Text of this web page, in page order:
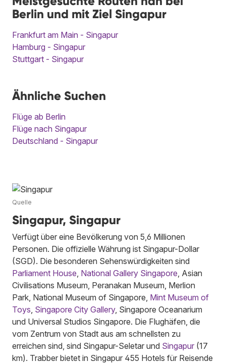
Berlin und mit Ziel Singapur
Frankfurt am Main - Singapur
Hamburg - Singapur
Stuttgart - Singapur
Ähnliche Suchen
Flüge ab Berlin
Flüge nach Singapur
Deutschland - Singapur
Quelle
Singapur, Singapur
Verfügt über eine Bevölkerung von 5,6 Millionen
Personen. Die offizielle Währung ist Singapur-Dollar
(SGD). Die besonderen Sehenswürdigkeiten sind
Parliament House National Gallery Singapore , Asian
Civilisations Museum, Peranakan Museum, Merlion
Park, National Museum of Singapore, Mint Museum of
Toys Singapore City Gallery, Singapore Oceanarium
und Universal Studios Singapore. Die Flughäfen, die
vom Zentrum von Stadt aus am schnellsten zu
erreichen sind, sind Singapur-Seletar und Singapur (17
km). Trabber bietet in Singapur 455 Hotels für Reisende